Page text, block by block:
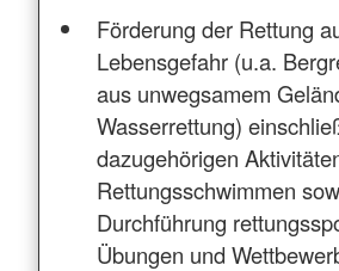
Förderung der Rettung
Lebensgefahr (u.a.
aus unwegsamem
Wasserrettung)
dazugehörigen
Rettungsschwimmen
Durchführung
Übungen und